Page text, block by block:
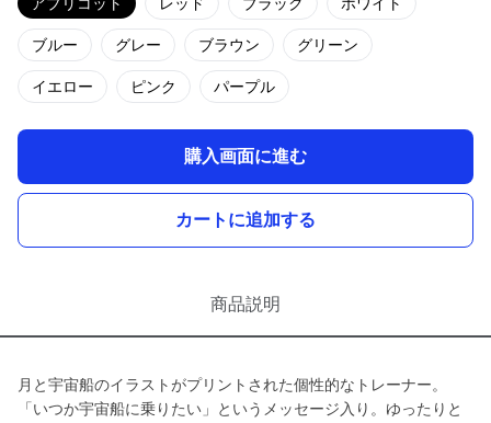
ブルー グレー ブラウン グリーン
イエロー ピンク パープル
購入画面に進む
カートに追加する
商品説明
月と宇宙船のイラストがプリントされた個性的なトレーナー。
「いつか宇宙船に乗りたい」というメッセージ入り。ゆったりと